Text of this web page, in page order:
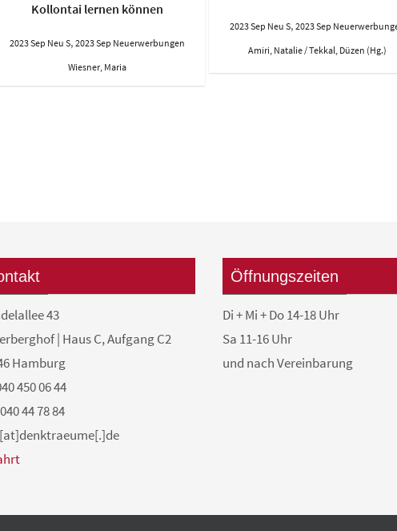
Kollontai lernen können
2023 Sep Neu S, 2023 Sep Neuerwerbungen
Wiesner, Maria
2023 Sep Neu S, 2023 Sep
Amiri, Natalie / Tekkal, Düzen (Hg.)
43
| Haus C, Aufgang C2
Hamburg
450 06 44
44 78 84
Öffnungszeiten
Di + Mi + Do 14-18 Uhr
Sa 11-16 Uhr
und nach Vereinbarung